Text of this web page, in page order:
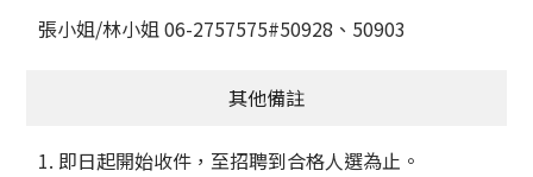
張小姐/林小姐 06-2757575#50928、50903
其他備註
1. 即日起開始收件，至招聘到合格人選為止。